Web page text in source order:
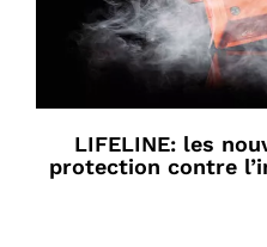
LIFELINE: les
protection contre